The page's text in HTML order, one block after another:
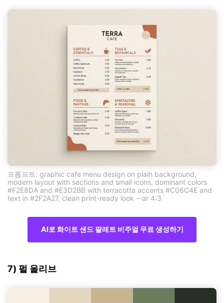
프롬프트: graphic cafe menu design on plain background,
modern layout with sections and small icons, dominant colors
#F2E8DA and #E3D2BB with terracotta accents #C06C4E and
text in #2F2A27, clean print-ready look --ar 4:3
AI로 화이트 샌드 팔레트 비주얼 무료 생성하기
7) 펄 올리브